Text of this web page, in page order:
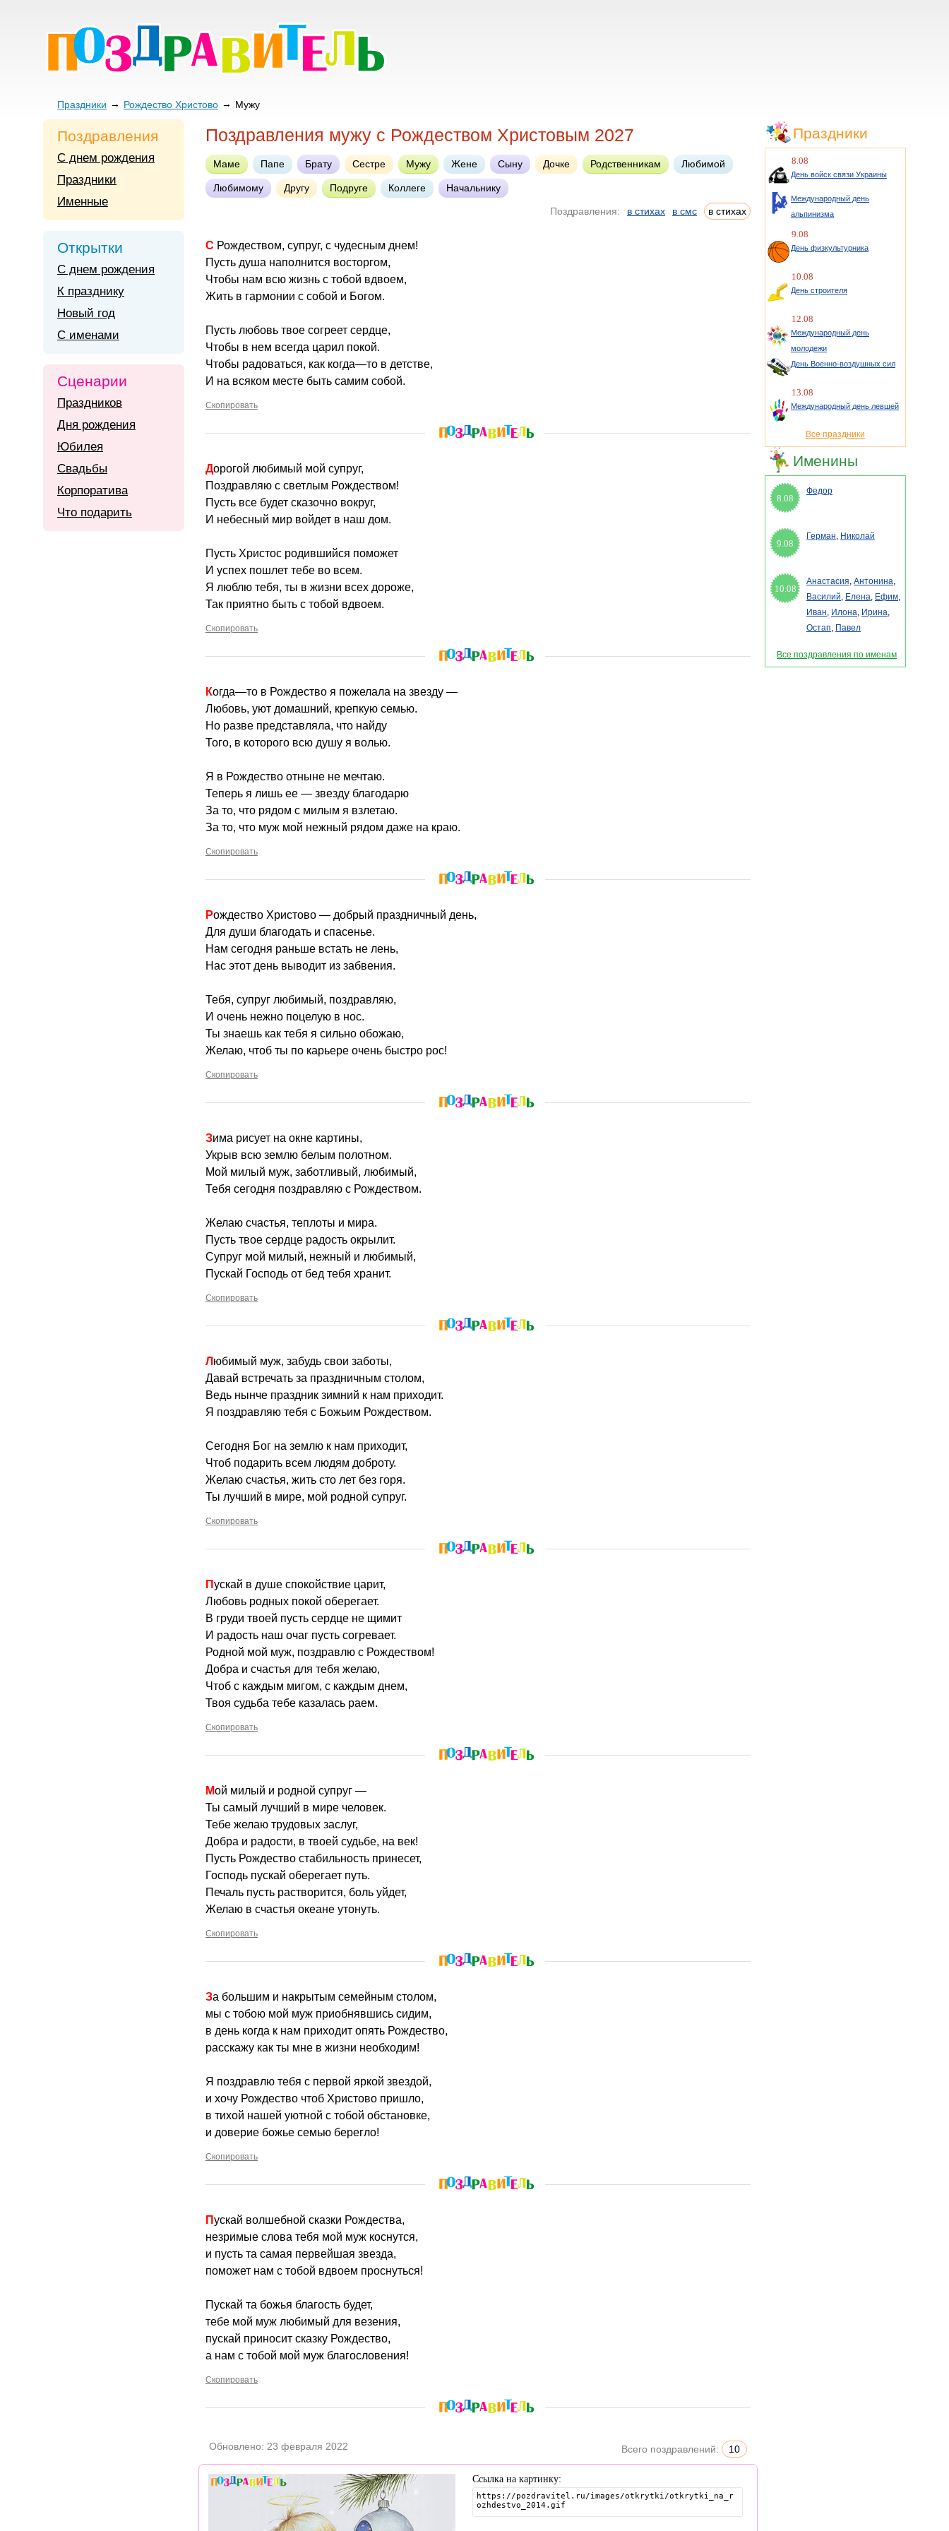
Праздники Рождество Христово Мужу
Поздравления мужу с Рождеством Христовым 2027
Маме Папе Брату Сестре Мужу Жене Сыну Дочке Родственникам Любимой
Любимому Другу Подруге Коллеге Начальнику
Поздравления: в стихах в смс в стихах
С Рождеством, супруг, с чудесным днем!
Пусть душа наполнится восторгом,
Чтобы нам всю жизнь с тобой вдвоем,
Жить в гармонии с собой и Богом.
Пусть любовь твое согреет сердце,
Чтобы в нем всегда царил покой.
Чтобы радоваться, как когда—то в детстве,
И на всяком месте быть самим собой.
Скопировать
Дорогой любимый мой супруг,
Поздравляю с светлым Рождеством!
Пусть все будет сказочно вокруг,
И небесный мир войдет в наш дом.
Пусть Христос родившийся поможет
И успех пошлет тебе во всем.
Я люблю тебя, ты в жизни всех дороже,
Так приятно быть с тобой вдвоем.
Скопировать
Когда—то в Рождество я пожелала на звезду —
Любовь, уют домашний, крепкую семью.
Но разве представляла, что найду
Того, в которого всю душу я волью.
Я в Рождество отныне не мечтаю.
Теперь я лишь ее — звезду благодарю
За то, что рядом с милым я взлетаю.
За то, что муж мой нежный рядом даже на краю.
Скопировать
Рождество Христово — добрый праздничный день,
Для души благодать и спасенье.
Нам сегодня раньше встать не лень,
Нас этот день выводит из забвения.
Тебя, супруг любимый, поздравляю,
И очень нежно поцелую в нос.
Ты знаешь как тебя я сильно обожаю,
Желаю, чтоб ты по карьере очень быстро рос!
Скопировать
Зима рисует на окне картины,
Укрыв всю землю белым полотном.
Мой милый муж, заботливый, любимый,
Тебя сегодня поздравляю с Рождеством.
Желаю счастья, теплоты и мира.
Пусть твое сердце радость окрылит.
Супруг мой милый, нежный и любимый,
Пускай Господь от бед тебя хранит.
Скопировать
Любимый муж, забудь свои заботы,
Давай встречать за праздничным столом,
Ведь нынче праздник зимний к нам приходит.
Я поздравляю тебя с Божьим Рождеством.
Сегодня Бог на землю к нам приходит,
Чтоб подарить всем людям доброту.
Желаю счастья, жить сто лет без горя.
Ты лучший в мире, мой родной супруг.
Скопировать
Пускай в душе спокойствие царит,
Любовь родных покой оберегает.
В груди твоей пусть сердце не щимит
И радость наш очаг пусть согревает.
Родной мой муж, поздравлю с Рождеством!
Добра и счастья для тебя желаю,
Чтоб с каждым мигом, с каждым днем,
Твоя судьба тебе казалась раем.
Скопировать
Мой милый и родной супруг —
Ты самый лучший в мире человек.
Тебе желаю трудовых заслуг,
Добра и радости, в твоей судьбе, на век!
Пусть Рождество стабильность принесет,
Господь пускай оберегает путь.
Печаль пусть растворится, боль уйдет,
Желаю в счастья океане утонуть.
Скопировать
За большим и накрытым семейным столом,
мы с тобою мой муж приобнявшись сидим,
в день когда к нам приходит опять Рождество,
расскажу как ты мне в жизни необходим!
Я поздравлю тебя с первой яркой звездой,
и хочу Рождество чтоб Христово пришло,
в тихой нашей уютной с тобой обстановке,
и доверие божье семью берегло!
Скопировать
Пускай волшебной сказки Рождества,
незримые слова тебя мой муж коснутся,
и пусть та самая первейшая звезда,
поможет нам с тобой вдвоем проснуться!
Пускай та божья благость будет,
тебе мой муж любимый для везения,
пускай приносит сказку Рождество,
а нам с тобой мой муж благословения!
Скопировать
Обновлено: 23 февраля 2022 Всего поздравлений: 10
Ссылка на картинку:
Поздравления
С днем рождения
Праздники
Именные
Открытки
С днем рождения
К празднику
Новый год
С именами
Сценарии
Праздников
Дня рождения
Юбилея
Свадьбы
Корпоратива
Что подарить
Праздники
8.08
День войск связи Украины
Международный день
альпинизма
9.08
День физкультурника
10.08
День строителя
12.08
Международный день
молодежи
День Военно-воздушных сил
13.08
Международный день левшей
Все праздники
Именины
8.08
Федор
9.08
Герман, Николай
10.08
Анастасия, Антонина,
Василий, Елена, Ефим,
Иван, Илона, Ирина,
Остап, Павел
Все поздравления по именам